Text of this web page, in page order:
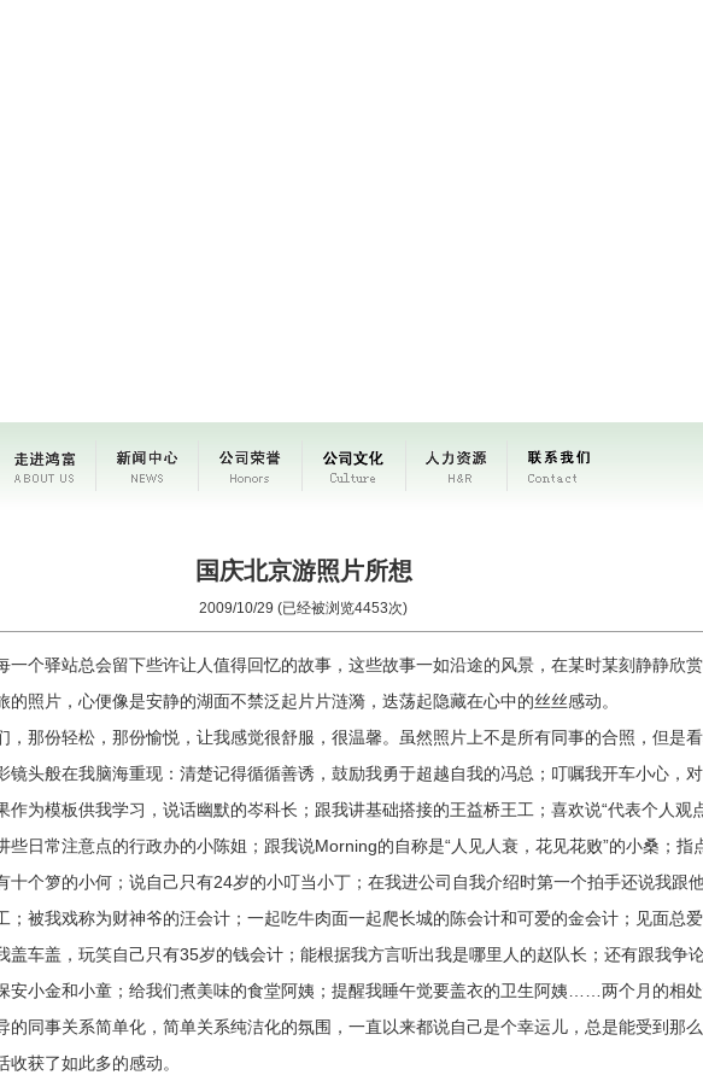
国庆北京游照片所想
2009/10/29 (已经被浏览4453次)
一个驿站总会留下些许让人值得回忆的故事，这些故事一如沿途的风景，在某时某刻静静欣
照片，心便像是安静的湖面不禁泛起片片涟漪，迭荡起隐藏在心中的丝丝感动。
，那份轻松，那份愉悦，让我感觉很舒服，很温馨。虽然照片上不是所有同事的合照，但是
镜头般在我脑海重现：清楚记得循循善诱，鼓励我勇于超越自我的冯总；叮嘱我开车小心，
作为模板供我学习，说话幽默的岑科长；跟我讲基础搭接的王益桥王工；喜欢说“代表个人观
些日常注意点的行政办的小陈姐；跟我说Morning的自称是“人见人衰，花见花败”的小桑；指
十个箩的小何；说自己只有24岁的小叮当小丁；在我进公司自我介绍时第一个拍手还说我跟
；被我戏称为财神爷的汪会计；一起吃牛肉面一起爬长城的陈会计和可爱的金会计；见面总爱
盖车盖，玩笑自己只有35岁的钱会计；能根据我方言听出我是哪里人的赵队长；还有跟我争
安小金和小童；给我们煮美味的食堂阿姨；提醒我睡午觉要盖衣的卫生阿姨……两个月的相
的同事关系简单化，简单关系纯洁化的氛围，一直以来都说自己是个幸运儿，总是能受到那么
获了如此多的感动。